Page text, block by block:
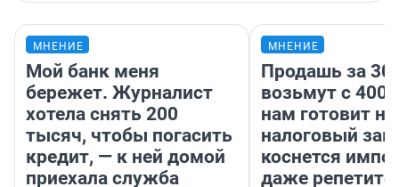
МНЕНИЕ
Мой банк меня
бережет. Журналист
хотела снять 200
тысяч, чтобы погасить
кредит, — к ней домой
приехала служба
МНЕНИЕ
Продашь за
возьмут с
нам готовит
налоговый
коснется
даже